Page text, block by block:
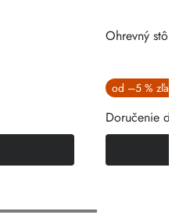
Ohrevný
od –5 %
Doručenie